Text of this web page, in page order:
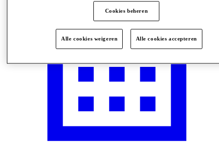
Cookies beheren
Alle cookies weigeren Alle cookies accepteren